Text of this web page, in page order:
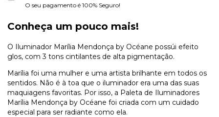
O seu pagamento é 100% Seguro!
Conheça um pouco mais!
O Iluminador Marília Mendonça by Océane possúi efeito
glos, com 3 tons cintilantes de alta pigmentação.
Marília foi uma mulher e uma artista brilhante em todos os
sentidos. Não é à toa que o iluminador era uma das suas
maquiagens favoritas. Por isso, a Paleta de Iluminadores
Marília Mendonça by Océane foi criada com um cuidado
especial para ser radiante como ela.